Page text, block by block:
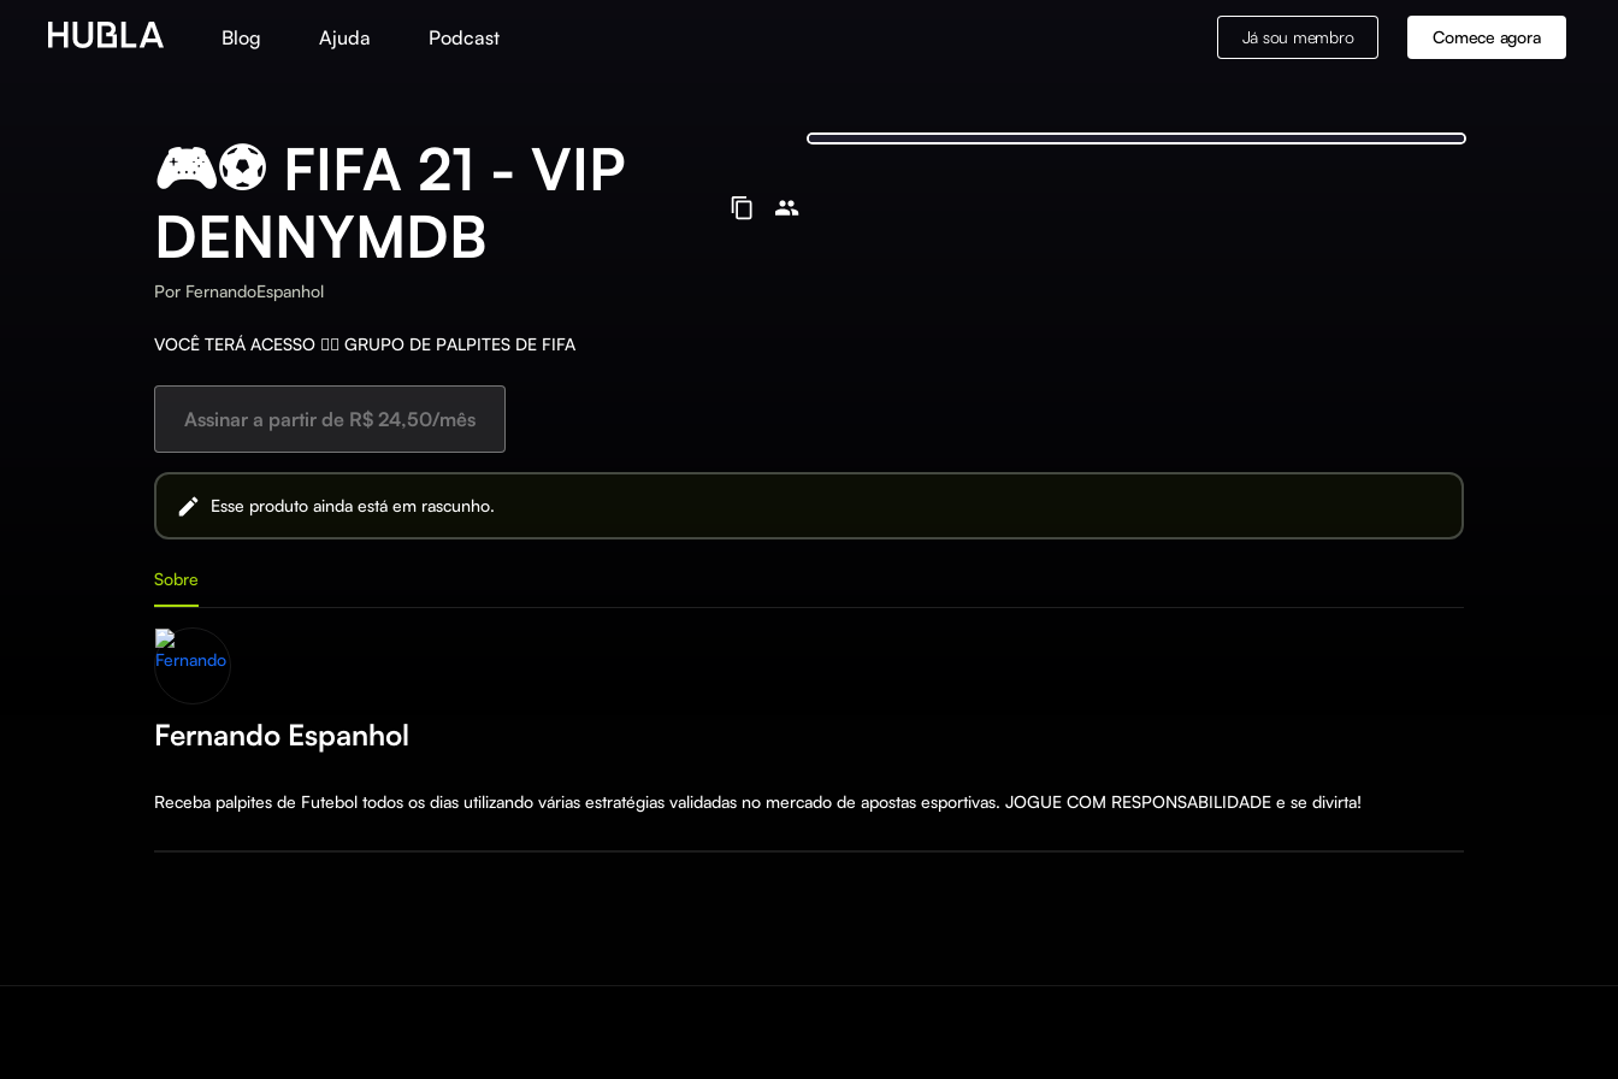
Blog Ajuda Podcast Já sou membro Comece agora
🎮⚽️ FIFA 21 - VIP
DENNYMDB
Por FernandoEspanhol
VOCÊ TERÁ ACESSO 👇🏾 GRUPO DE PALPITES DE FIFA
Assinar a partir de R$ 24,50/mês
Esse produto ainda está em rascunho.
Sobre
Fernando Espanhol
Receba palpites de Futebol todos os dias utilizando várias estratégias validadas no mercado de apostas esportivas. JOGUE COM RESPONSABILIDADE e se divirta!